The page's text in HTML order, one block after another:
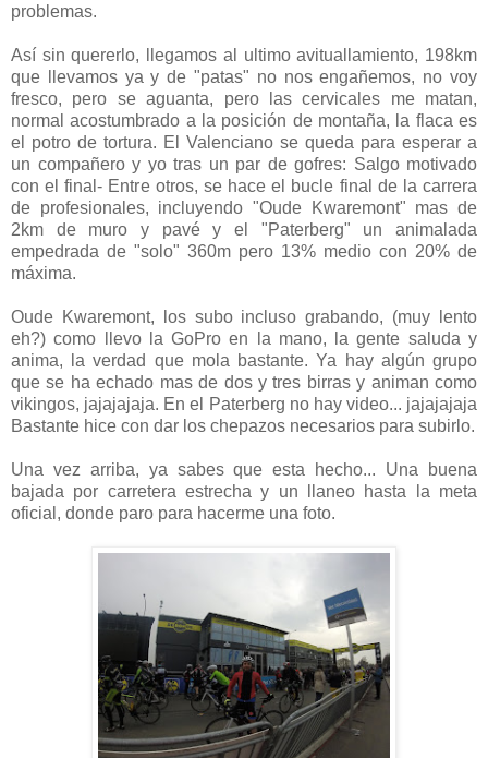
problemas.
Así sin quererlo, llegamos al ultimo avituallamiento, 198km
que llevamos ya y de "patas" no nos engañemos, no voy
fresco, pero se aguanta, pero las cervicales me matan,
normal acostumbrado a la posición de montaña, la flaca es
el potro de tortura. El Valenciano se queda para esperar a
un compañero y yo tras un par de gofres: Salgo motivado
con el final- Entre otros, se hace el bucle final de la carrera
de profesionales, incluyendo "Oude Kwaremont" mas de
2km de muro y pavé y el "Paterberg" un animalada
empedrada de "solo" 360m pero 13% medio con 20% de
máxima.
Oude Kwaremont, los subo incluso grabando, (muy lento
eh?) como llevo la GoPro en la mano, la gente saluda y
anima, la verdad que mola bastante. Ya hay algún grupo
que se ha echado mas de dos y tres birras y animan como
vikingos, jajajajaja. En el Paterberg no hay video... jajajajaja
Bastante hice con dar los chepazos necesarios para subirlo.
Una vez arriba, ya sabes que esta hecho... Una buena
bajada por carretera estrecha y un llaneo hasta la meta
oficial, donde paro para hacerme una foto.